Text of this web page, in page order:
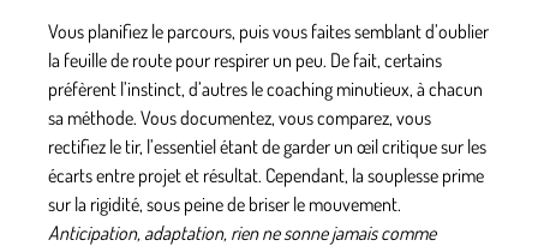
Vous planifiez le parcours, puis vous faites semblant d’oublier
la feuille de route pour respirer un peu. De fait, certains
préfèrent l’instinct, d’autres le coaching minutieux, à chacun
sa méthode. Vous documentez, vous comparez, vous
rectifiez le tir, l’essentiel étant de garder un œil critique sur les
écarts entre projet et résultat. Cependant, la souplesse prime
sur la rigidité, sous peine de briser le mouvement.
Anticipation, adaptation, rien ne sonne jamais comme